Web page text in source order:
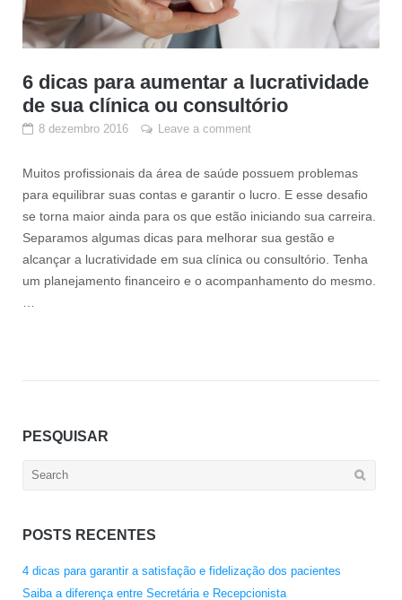
6 dicas para aumentar a lucratividade
de sua clínica ou consultório
8 dezembro 2016 Leave a comment
Muitos profissionais da área de saúde possuem problemas
para equilibrar suas contas e garantir o lucro. E esse desafio
se torna maior ainda para os que estão iniciando sua carreira.
Separamos algumas dicas para melhorar sua gestão e
alcançar a lucratividade em sua clínica ou consultório. Tenha
um planejamento financeiro e o acompanhamento do mesmo.
PESQUISAR
Search
POSTS RECENTES
4 dicas para garantir a satisfação e fidelização dos pacientes
Saiba a diferença entre Secretária e Recepcionista